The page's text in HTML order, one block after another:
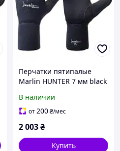
Перчатки пятипалые
Marlin HUNTER 7 мм black
В наличии
от200₴/мес
2 003₴
Купить